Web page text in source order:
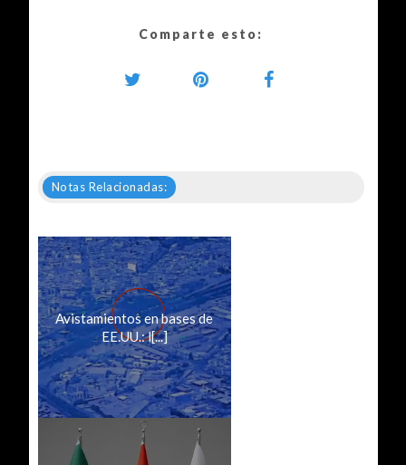
Comparte esto:
Notas Relacionadas:
Avistamientos en bases de
EE.UU.: l[...]